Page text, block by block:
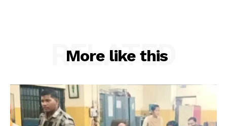
More like this
RELATED